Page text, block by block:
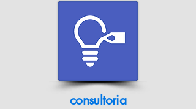
consultoria